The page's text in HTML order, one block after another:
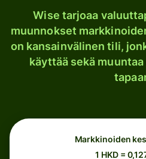
Wise tarjoaa
muunnokset
on kansainvälinen tili,
käyttää sekä
Markkinoiden
1 HKD =